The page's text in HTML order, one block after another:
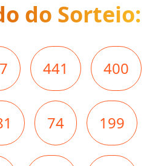
do Sorteio:
441 400
74 199